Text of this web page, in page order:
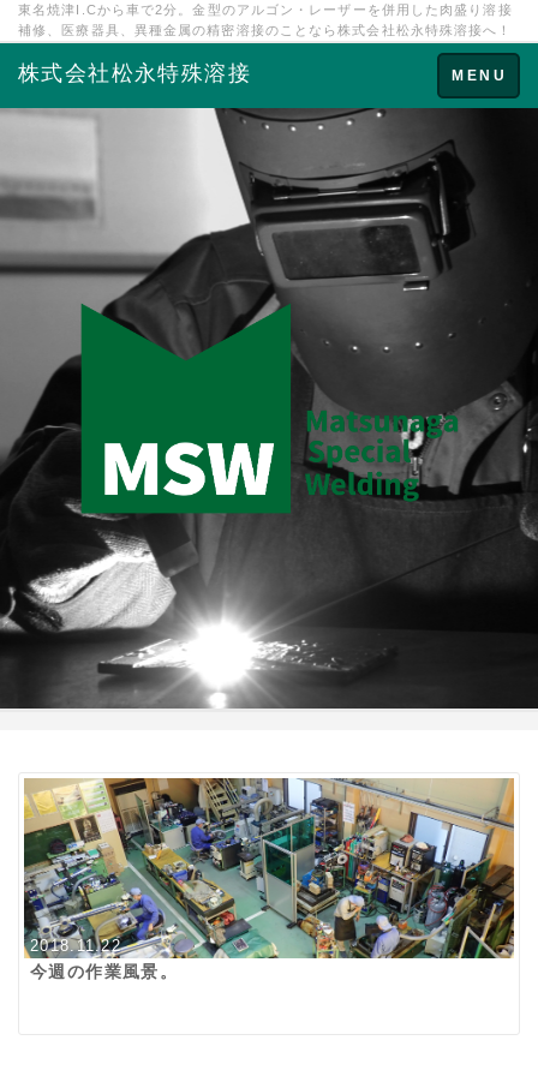
東名焼津I.Cから車で2分。金型のアルゴン・レーザーを併用した肉盛り溶接
補修、医療器具、異種金属の精密溶接のことなら株式会社松永特殊溶接へ！
Toggle
navigation
MENU
株式会社松永特殊溶接
2018.11.22
今週の作業風景。